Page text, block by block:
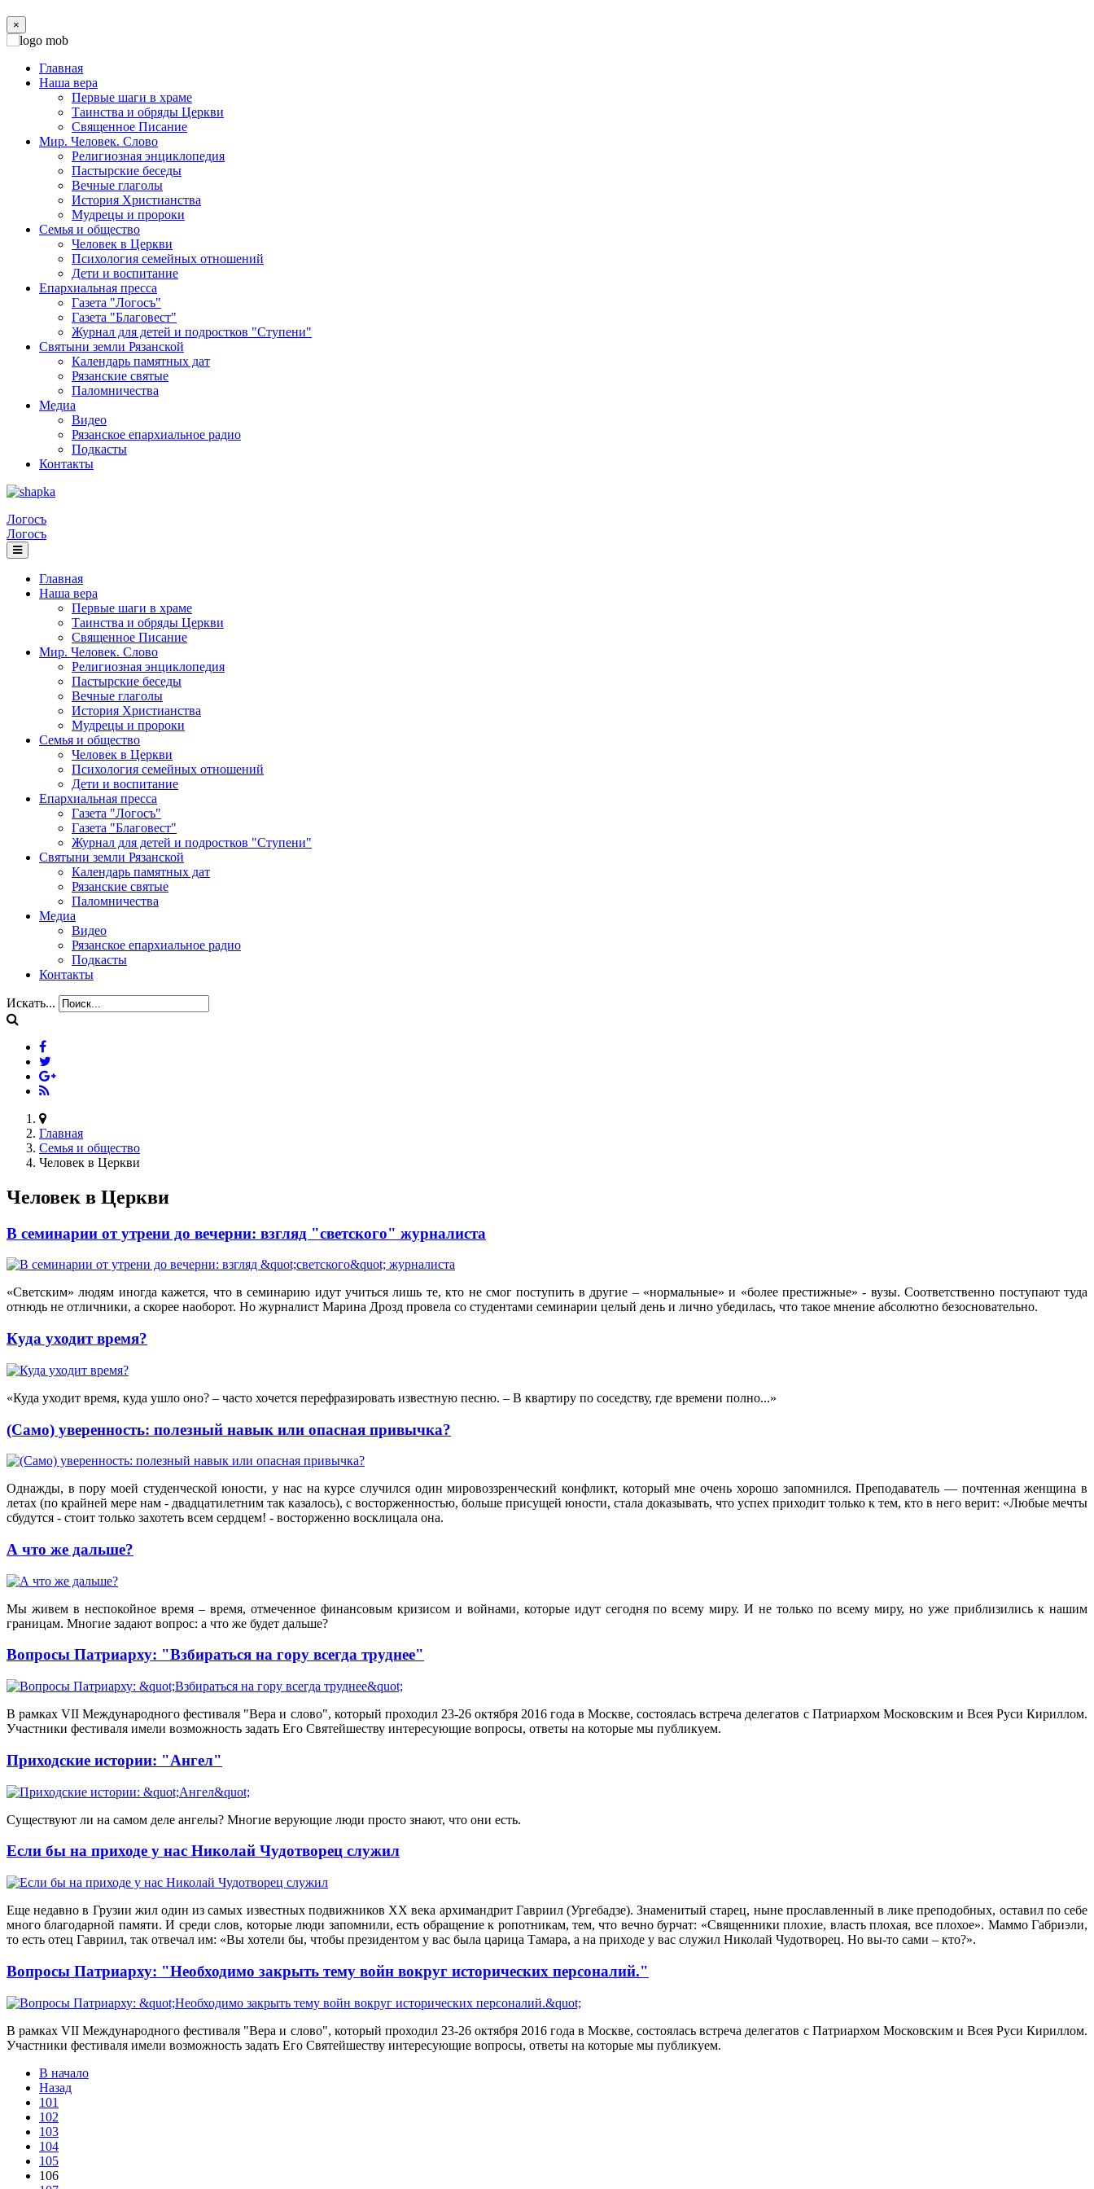
×
Главная
Наша вера
Первые шаги в храме
Таинства и обряды Церкви
Священное Писание
Мир. Человек. Слово
Религиозная энциклопедия
Пастырские беседы
Вечные глаголы
История Христианства
Мудрецы и пророки
Семья и общество
Человек в Церкви
Психология семейных отношений
Дети и воспитание
Епархиальная пресса
Газета "Логосъ"
Газета "Благовест"
Журнал для детей и подростков "Ступени"
Святыни земли Рязанской
Календарь памятных дат
Рязанские святые
Паломничества
Медиа
Видео
Рязанское епархиальное радио
Подкасты
Контакты
Логосъ
Логосъ
Главная
Наша вера
Первые шаги в храме
Таинства и обряды Церкви
Священное Писание
Мир. Человек. Слово
Религиозная энциклопедия
Пастырские беседы
Вечные глаголы
История Христианства
Мудрецы и пророки
Семья и общество
Человек в Церкви
Психология семейных отношений
Дети и воспитание
Епархиальная пресса
Газета "Логосъ"
Газета "Благовест"
Журнал для детей и подростков "Ступени"
Святыни земли Рязанской
Календарь памятных дат
Рязанские святые
Паломничества
Медиа
Видео
Рязанское епархиальное радио
Подкасты
Контакты
Искать...
Главная
Семья и общество
Человек в Церкви
Человек в Церкви
В семинарии от утрени до вечерни: взгляд "светского" журналиста
«Светским» людям иногда кажется, что в семинарию идут учиться лишь те, кто не смог поступить в другие – «нормальные» и «более престижные» - вузы. Соответственно поступают туда
отнюдь не отличники, а скорее наоборот. Но журналист Марина Дрозд провела со студентами семинарии целый день и лично убедилась, что такое мнение абсолютно безосновательно.
Куда уходит время?
«Куда уходит время, куда ушло оно? – часто хочется перефразировать известную песню. – В квартиру по соседству, где времени полно...»
(Само) уверенность: полезный навык или опасная привычка?
Однажды, в пору моей студенческой юности, у нас на курсе случился один мировоззренческий конфликт, который мне очень хорошо запомнился. Преподаватель — почтенная женщина в
летах (по крайней мере нам - двадцатилетним так казалось), с восторженностью, больше присущей юности, стала доказывать, что успех приходит только к тем, кто в него верит: «Любые мечты
сбудутся - стоит только захотеть всем сердцем! - восторженно восклицала она.
А что же дальше?
Мы живем в неспокойное время – время, отмеченное финансовым кризисом и войнами, которые идут сегодня по всему миру. И не только по всему миру, но уже приблизились к нашим
границам. Многие задают вопрос: а что же будет дальше?
Вопросы Патриарху: "Взбираться на гору всегда труднее"
В рамках VII Международного фестиваля "Вера и слово", который проходил 23-26 октября 2016 года в Москве, состоялась встреча делегатов с Патриархом Московским и Всея Руси Кириллом.
Участники фестиваля имели возможность задать Его Святейшеству интересующие вопросы, ответы на которые мы публикуем.
Приходские истории: "Ангел"
Существуют ли на самом деле ангелы? Многие верующие люди просто знают, что они есть.
Если бы на приходе у нас Николай Чудотворец служил
Еще недавно в Грузии жил один из самых известных подвижников XX века архимандрит Гавриил (Ургебадзе). Знаменитый старец, ныне прославленный в лике преподобных, оставил по себе
много благодарной памяти. И среди слов, которые люди запомнили, есть обращение к ропотникам, тем, что вечно бурчат: «Священники плохие, власть плохая, все плохое». Маммо Габриэли,
то есть отец Гавриил, так отвечал им: «Вы хотели бы, чтобы президентом у вас была царица Тамара, а на приходе у вас служил Николай Чудотворец. Но вы-то сами – кто?».
Вопросы Патриарху: "Необходимо закрыть тему войн вокруг исторических персоналий."
В рамках VII Международного фестиваля "Вера и слово", который проходил 23-26 октября 2016 года в Москве, состоялась встреча делегатов с Патриархом Московским и Всея Руси Кириллом.
Участники фестиваля имели возможность задать Его Святейшеству интересующие вопросы, ответы на которые мы публикуем.
В начало
Назад
101
102
103
104
105
106